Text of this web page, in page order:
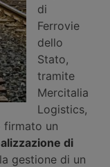
di
Ferrovie
dello
Stato,
tramite
Mercitalia
Logistics,
firmato un
di
gestione di un